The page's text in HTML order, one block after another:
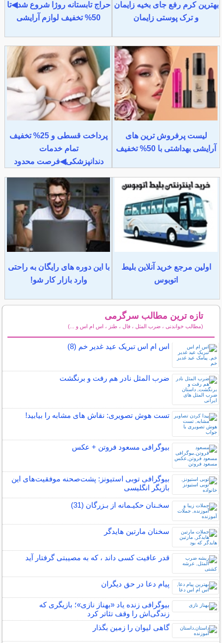
بهترین کرم رفع جای بخیه زایمان
و ترک پوستی زایمان
حراج تابستانه روژا شروع شد◀تا
50% تخفیف لوازم آرایشی
لیست پرفروش ترین های
آرایشی بهداشتی با 50% تخفیف
پرداخت قسطی و 25% تخفیف
تمام خدمات
دندانپزشکی◀فرصت محدود
اولین مرجع خرید آنلاین بلیط
اتوبوس
با این دوره های رایگان به راحتی
وارد بازار کار شو!
تازه ترین مطالب سرگرمی
(مطالب خواندنی ، ضرب المثل ، فال ، طنز ، اس ام اس و ...)
اس ام اس تبریک عید غدیر خم (8)
ضرب المثل نادر هم رفت و برنگشت
تست هوش تصویری: نقاش های مشابه را بیابید!
بیوگرافی مسعود فروتن + عکس
بیوگرافی توبی استیونز: پشت‌صحنه موفقیت‌های این
بازیگر انگلیسی
سخـنان حکیـمانه از بـزرگان (31)
سخنان مارتین هایدگر
قدر عافیت کسی داند ، که به مصیبتی گرفتار آید
پیام دعا در حق دیگران
بیوگرافی زنده یاد «بهناز نازی»؛ بازیگری که
زندگی‌اش را وقف تئاتر کرد
گاهی ليوان را زمين بگذار